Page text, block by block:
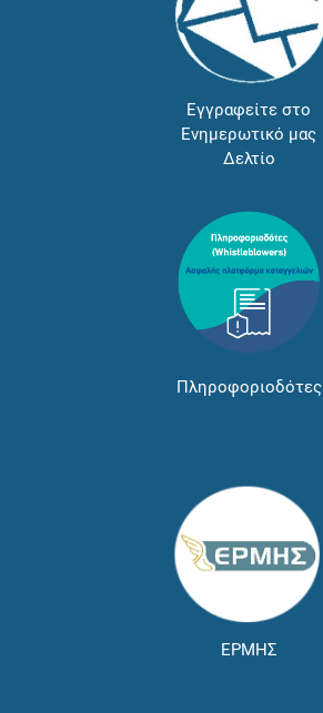
Εγγραφείτε στο
Ενημερωτικό μας
Δελτίο
Πληροφοριοδότες
ΕΡΜΗΣ